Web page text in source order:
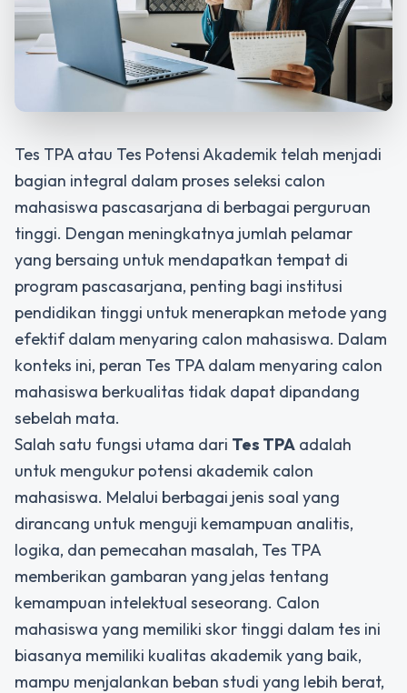
Tes TPA atau Tes Potensi Akademik telah menjadi
bagian integral dalam proses seleksi calon
mahasiswa pascasarjana di berbagai perguruan
tinggi. Dengan meningkatnya jumlah pelamar
yang bersaing untuk mendapatkan tempat di
program pascasarjana, penting bagi institusi
pendidikan tinggi untuk menerapkan metode yang
efektif dalam menyaring calon mahasiswa. Dalam
konteks ini, peran Tes TPA dalam menyaring calon
mahasiswa berkualitas tidak dapat dipandang
sebelah mata.
Salah satu fungsi utama dari Tes TPA adalah
untuk mengukur potensi akademik calon
mahasiswa. Melalui berbagai jenis soal yang
dirancang untuk menguji kemampuan analitis,
logika, dan pemecahan masalah, Tes TPA
memberikan gambaran yang jelas tentang
kemampuan intelektual seseorang. Calon
mahasiswa yang memiliki skor tinggi dalam tes ini
biasanya memiliki kualitas akademik yang baik,
mampu menjalankan beban studi yang lebih berat,